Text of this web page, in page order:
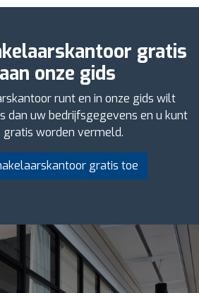
gratis
onze gids
runt en in onze gids wilt
dan uw bedrijfsgegevens en u kunt
worden vermeld.
gratis toe